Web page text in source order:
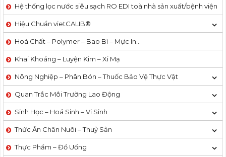
Hệ thống lọc nước siêu sạch RO EDI​​ toà nhà sản xuất/bệnh viện
Hiệu Chuẩn vietCALIB®
Hoá Chất – Polymer – Bao Bì – Mực In…
Khai Khoáng – Luyện Kim – Xi Mạ
Nông Nghiệp – Phân Bón – Thuốc Bảo Vệ Thực Vật
Quan Trắc Môi Trường Lao Động
Sinh Học – Hoá Sinh – Vi Sinh
Thức Ăn Chăn Nuôi – Thuỷ Sản
Thực Phẩm – Đồ Uống